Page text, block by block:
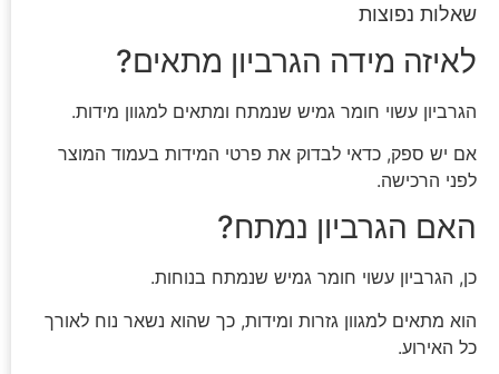
שאלות נפוצות
לאיזה מידה הגרביון מתאים?
הגרביון עשוי חומר גמיש שנמתח ומתאים למגוון מידות.
אם יש ספק, כדאי לבדוק את פרטי המידות בעמוד המוצר
לפני הרכישה.
האם הגרביון נמתח?
כן, הגרביון עשוי חומר גמיש שנמתח בנוחות.
הוא מתאים למגוון גזרות ומידות, כך שהוא נשאר נוח לאורך
כל האירוע.